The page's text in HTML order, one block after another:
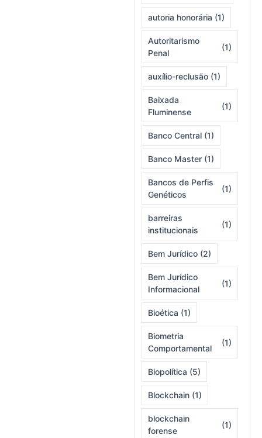
autoria honorária (1)
Autoritarismo
Penal
(1)
auxílio-reclusão (1)
Baixada
Fluminense
(1)
Banco Central (1)
Banco Master (1)
Bancos de Perfis
Genéticos
(1)
barreiras
institucionais
(1)
Bem Jurídico (2)
Bem Jurídico
Informacional
(1)
Bioética (1)
Biometria
Comportamental
(1)
Biopolítica (5)
Blockchain (1)
blockchain
forense
(1)